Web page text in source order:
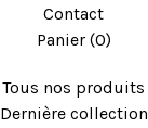
Contact
Panier (0)
Tous nos produits
Dernière collection